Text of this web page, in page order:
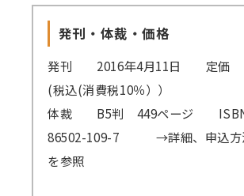
セミナー会場アクセス
発刊・体裁・価格
発刊 2016年4月11日 定価
(税込(消費税10％））
体裁 B5判 449ページ
86502-109-7 →詳細、申込方
を参照